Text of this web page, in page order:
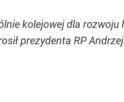
kolejowej dla rozwoju
prezydenta RP